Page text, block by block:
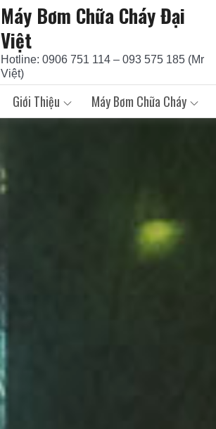
Máy Bơm Chữa Cháy Đại
Việt
Hotline: 0906 751 114 – 093 575 185 (Mr
Việt)
Giới Thiệu Máy Bơm Chữa Cháy